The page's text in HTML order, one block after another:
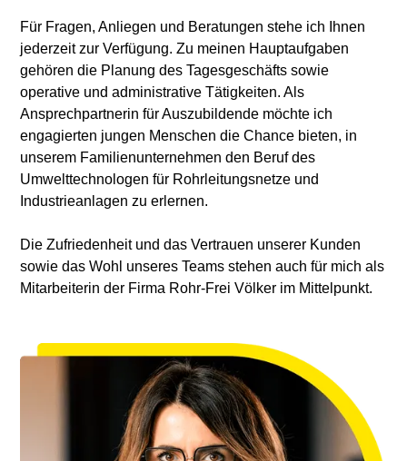
Für Fragen, Anliegen und Beratungen stehe ich Ihnen
jederzeit zur Verfügung. Zu meinen Hauptaufgaben
gehören die Planung des Tagesgeschäfts sowie
operative und administrative Tätigkeiten. Als
Ansprechpartnerin für Auszubildende möchte ich
engagierten jungen Menschen die Chance bieten, in
unserem Familienunternehmen den Beruf des
Umwelttechnologen für Rohrleitungsnetze und
Industrieanlagen zu erlernen.
Die Zufriedenheit und das Vertrauen unserer Kunden
sowie das Wohl unseres Teams stehen auch für mich als
Mitarbeiterin der Firma Rohr-Frei Völker im Mittelpunkt.